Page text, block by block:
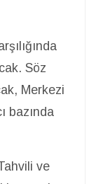
Söz
Merkezi
bazında
ve